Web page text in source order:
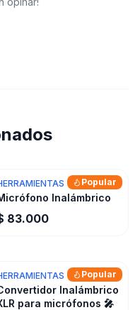
Popular
Inalámbrico
83.000
Popular
Inalámbrico
para micrófonos 🎤